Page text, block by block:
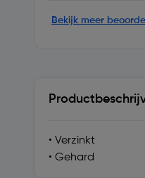
Bekijk meer
• Verzinkt
• Gehard